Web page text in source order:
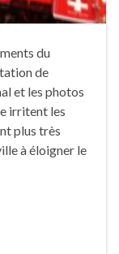
du
de
et les photos
irritent les
plus très
à éloigner le